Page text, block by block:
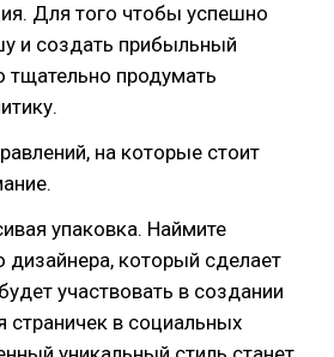
Для того чтобы успешно
и создать прибыльный
тщательно продумать
на которые стоит
упаковка. Наймите
дизайнера, который сделает
участвовать в создании
страничек в социальных